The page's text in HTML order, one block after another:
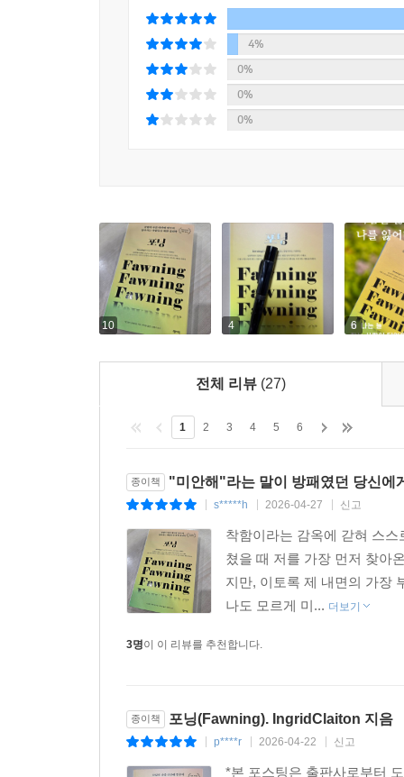
이 책은 그들의 이야기와 회복 과정을 미화하
그대로 보여준다. 그러면서 우리가 순응을 통해
책은 우리 안의 건강한 투쟁 반응을 일깨우는
관계를 맺는 법을 소개한다. 저자와 내담자들
이론과 실천을 잇는 치유의 구조
책은 2부로 구성되었다. 1부에서 순응 반응이 무
축소, 과잉각성, 불안, 갈등 회피, 희생적 돌봄,
순응과 재정적 순응에 대해서도 설명한다. 이어
만드는 마법은 없다. 경계를 세우는 일이란, 상
끌어안는 일이라고 말한다. 이 책을 통해 독자들
날카로운 모서리들을 통해 오히려 ‘진짜 나’, ‘진짜
4%
0%
0%
0%
10 4 6
전체 리뷰 (27)
1 2 3 4 5 6
종이책 "미안해"라는 말이 방패였던 당신에
s*****h 2026-04-27 신고
착함이라는 감옥에 갇혀 스
쳤을 때 저를 가장 먼저 찾아
지만, 이토록 제 내면의 가장
나도 모르게 미... 더보기
3명이 이 리뷰를 추천합니다.
종이책 포닝(Fawning). IngridClaiton 지음
p****r 2026-04-22 신고
*본 포스팅은 출판사로부터